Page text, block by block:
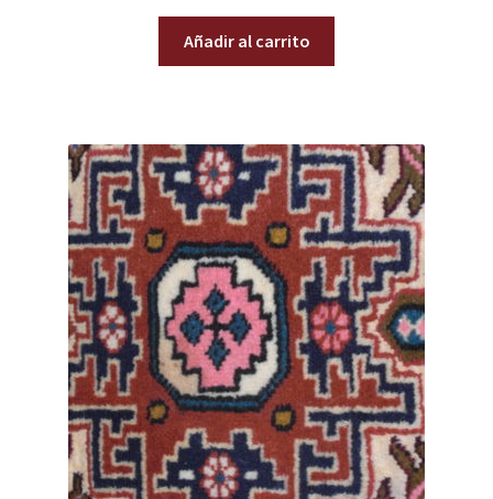
Añadir al carrito